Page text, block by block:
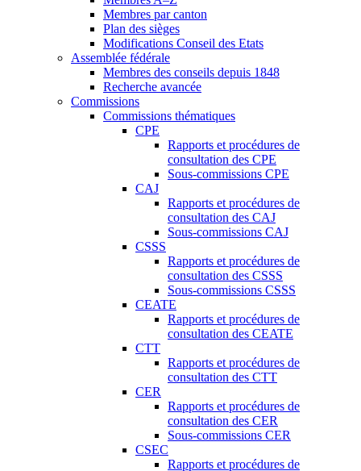
Membres par canton
Plan des sièges
Modifications Conseil des Etats
Assemblée fédérale
Membres des conseils depuis 1848
Recherche avancée
Commissions
Commissions thématiques
CPE
Rapports et procédures de
consultation des CPE
Sous-commissions CPE
CAJ
Rapports et procédures de
consultation des CAJ
Sous-commissions CAJ
CSSS
Rapports et procédures de
consultation des CSSS
Sous-commissions CSSS
CEATE
Rapports et procédures de
consultation des CEATE
CTT
Rapports et procédures de
consultation des CTT
CER
Rapports et procédures de
consultation des CER
Sous-commissions CER
CSEC
Rapports et procédures de